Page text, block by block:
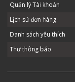
Quản lý Tài khoản
Lịch sử đơn hàng
Danh sách yêu thích
Thư thông báo